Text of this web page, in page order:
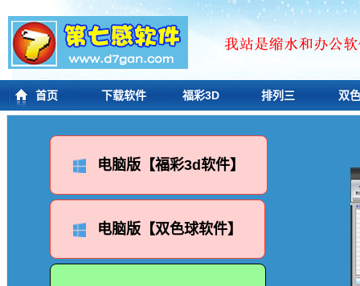
首页 下载软件 福彩3D 排列三 双
电脑版【福彩3d软件】
电脑版【双色球软件】